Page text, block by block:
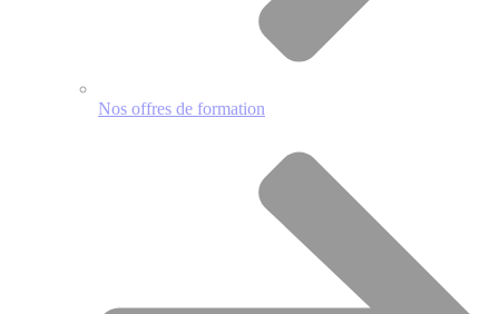
Nos offres de formation